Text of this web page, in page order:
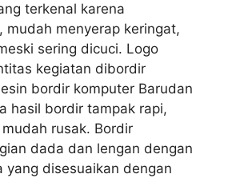
terkenal karena
mudah menyerap keringat,
sering dicuci. Logo
kegiatan dibordir
bordir komputer Barudan
hasil bordir tampak rapi,
rusak. Bordir
dada dan lengan dengan
yang disesuaikan dengan